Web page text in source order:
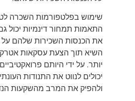
שימוש בפלטפורמות השכרה
התאמות תמחור דינמיות יכול
את הכנסות השכירות שלהם על
השיא תוך הצעת עסקאות
יותר. על ידי היותם
יכולים לנווט את התנודות
ולהפיק את המרב מהשקעות